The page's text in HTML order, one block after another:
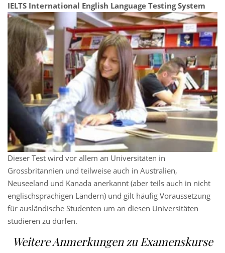
IELTS International English Language Testing System
Dieser Test wird vor allem an Universitäten in
Grossbritannien und teilweise auch in Australien,
Neuseeland und Kanada anerkannt (aber teils auch in nicht
englischsprachigen Ländern) und gilt häufig Voraussetzung
für ausländische Studenten um an diesen Universitäten
studieren zu dürfen.
Weitere Anmerkungen zu Examenskurse